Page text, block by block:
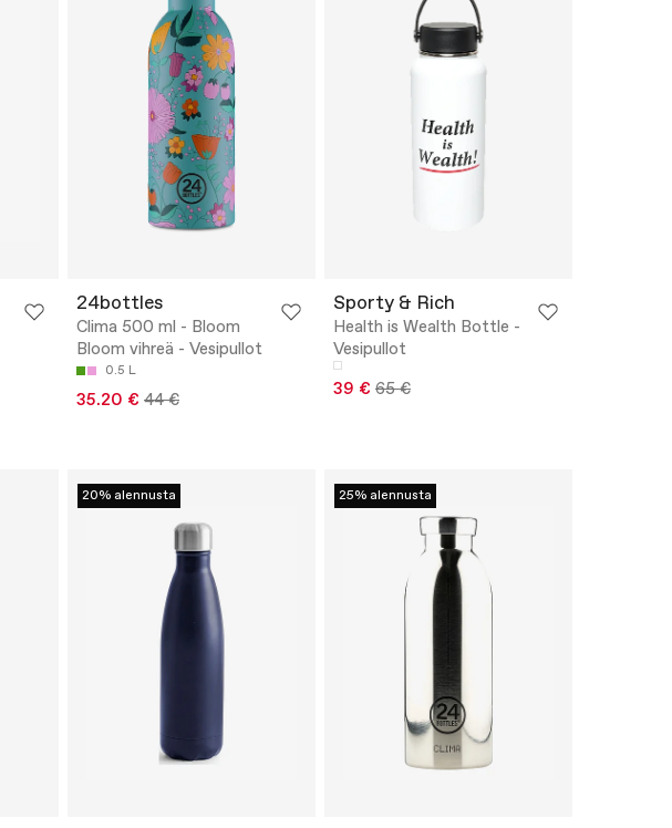
24bottles
Clima 500 ml - Bloom
Bloom vihreä - Vesipullot
0.5 L
35.20 € 44 €
Sporty & Rich
Health is Wealth Bottle -
Vesipullot
39 € 65 €
20% alennusta 25% alennusta